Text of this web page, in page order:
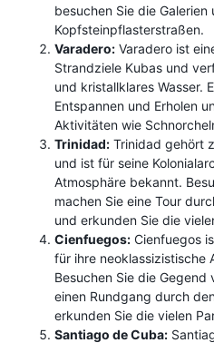
besuchen Sie die
Kopfsteinpflasterstraßen.
Varadero: Varadero ist
Strandziele Kubas und
und kristallklares Wasser.
Entspannen und Erholen
Aktivitäten wie
Trinidad: Trinidad gehört
und ist für seine
Atmosphäre bekannt.
machen Sie eine Tour
und erkunden Sie die
Cienfuegos: Cienfuegos
für ihre neoklassizistische
Besuchen Sie die Gegend
einen Rundgang durch
erkunden Sie die vielen
Santiago de Cuba: